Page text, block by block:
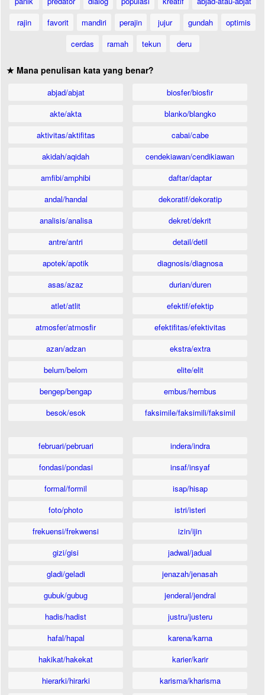
rajin
favorit mandiri perajin jujur gundah
optimis
cerdas
ramah tekun deru
★ Mana penulisan kata yang benar?
abjad/abjat
akte/akta
aktivitas/aktifitas
akidah/aqidah
amfibi/amphibi
andal/handal
analisis/analisa
antre/antri
apotek/apotik
asas/azaz
atlet/atlit
atmosfer/atmosfir
azan/adzan
belum/belom
bengep/bengap
besok/esok
biosfer/biosfir
blanko/blangko
cabai/cabe
cendekiawan/cendikiawan
daftar/daptar
dekoratif/dekoratip
dekret/dekrit
detail/detil
diagnosis/diagnosa
durian/duren
efektif/efektip
efektifitas/efektivitas
ekstra/extra
elite/elit
embus/hembus
faksimile/faksimili/faksimil
februari/pebruari
fondasi/pondasi
formal/formil
foto/photo
frekuensi/frekwensi
gizi/gisi
gladi/geladi
gubuk/gubug
hadis/hadist
hafal/hapal
hakikat/hakekat
hierarki/hirarki
indera/indra
insaf/insyaf
isap/hisap
istri/isteri
izin/ijin
jadwal/jadual
jenazah/jenasah
jenderal/jendral
justru/justeru
karena/karna
karier/karir
karisma/kharisma